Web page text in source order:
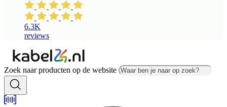
6.3K
reviews
Zoek naar producten op de website